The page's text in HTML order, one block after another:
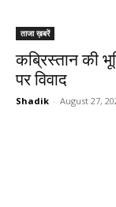
ताजा ख़बरें
कब्रिस्तान की
पर विवाद
Shadik - August 27,